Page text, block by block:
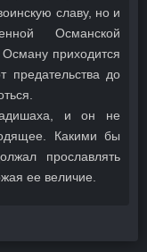
славу, но и
Османской
приходится
предательства до
и он не
Какими бы
прославлять
ее величие.